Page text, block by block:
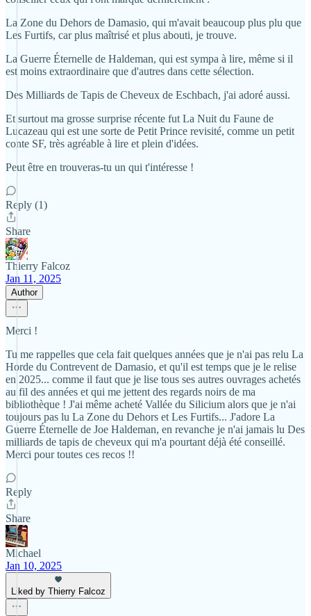
La Zone du Dehors de Damasio, qui m'avait beaucoup plus plu que
Les Furtifs, car plus maîtrisé et plus abouti, je trouve.
La Guerre Éternelle de Haldeman, qui est sympa à lire, même si il
est moins extraordinaire que d'autres dans cette sélection.
Des Milliards de Tapis de Cheveux de Eschbach, j'ai adoré aussi.
Et surtout ma grosse surprise récente fut La Nuit du Faune de
Lucazeau qui est une sorte de Petit Prince revisité, comme un petit
conte SF, très agréable à lire et plein d'idées.
Peut être en trouveras-tu un qui t'intéresse !
Reply (1)
Share
Thierry Falcoz
Jan 11, 2025
Author
Merci !
Tu me rappelles que cela fait quelques années que je n'ai pas relu La
Horde du Contrevent de Damasio, et qu'il est temps que je le relise
en 2025... comme il faut que je lise tous ses autres ouvrages achetés
au fil des années et qui me jettent des regards noirs de ma
bibliothèque ! J'ai même acheté Vallée du Silicium alors que je n'ai
toujours pas lu La Zone du Dehors et Les Furtifs... J'adore La
Guerre Éternelle de Joe Haldeman, en revanche je n'ai jamais lu Des
milliards de tapis de cheveux qui m'a pourtant déjà été conseillé.
Merci pour toutes ces recos !!
Reply
Share
Michael
Jan 10, 2025
Liked by Thierry Falcoz